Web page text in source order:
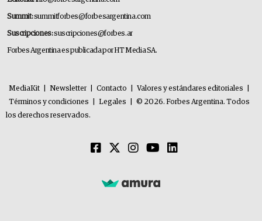
Summit:summitforbes@forbesargentina.com
Suscripciones:suscripciones@forbes.ar
Forbes Argentina es publicada por HT Media SA.
MediaKit Newsletter Contacto Valores y estándares editoriales
Términos y condiciones
Legales
© 2026. Forbes Argentina. Todos
los derechos reservados.